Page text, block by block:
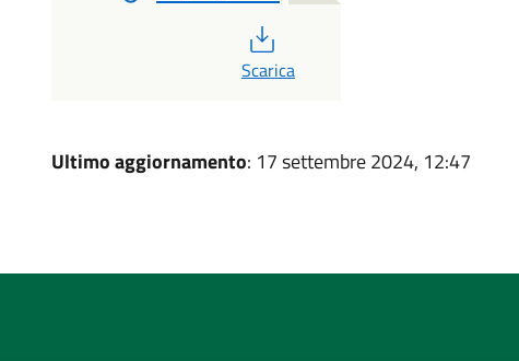
PDF
Scarica
Ultimo aggiornamento: 17 settembre 2024, 12:47